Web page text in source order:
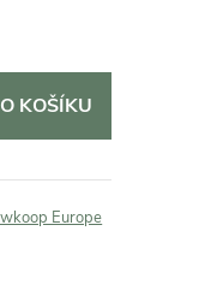
KOŠÍKU
Europe